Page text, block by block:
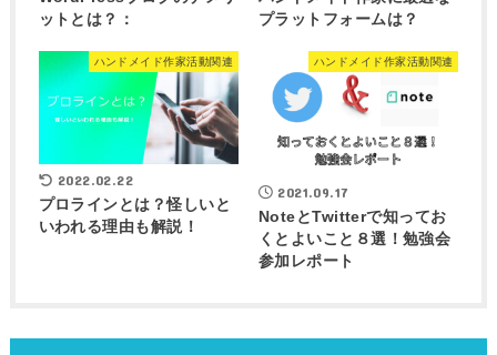
ットとは？：
プラットフォームは？
ハンドメイド作家活動関連
2022.02.22
プロラインとは？怪しいと
いわれる理由も解説！
ハンドメイド作家活動関連
2021.09.17
NoteとTwitterで知ってお
くとよいこと８選！勉強会
参加レポート